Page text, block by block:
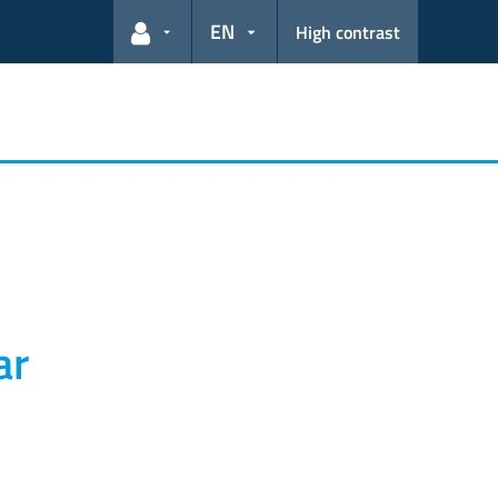
User links
EN High contrast